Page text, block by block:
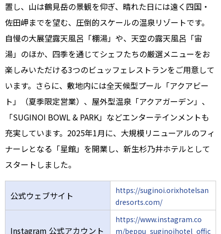
置し、山は鶴見岳の景観を仰ぎ、晴れた日には遠く四国・
佐田岬までを望む、圧倒的スケールの温泉リゾートです。
自慢の大展望露天風呂「棚湯」や、天空の露天風呂「宙
湯」のほか、四季を通じてシェフたちの厳選メニューをお
楽しみいただける3つのビュッフェレストランをご用意して
います。さらに、敷地内には全天候型プール「アクアビー
ト」（夏季限定営業）、屋外型温泉「アクアガーデン」、
「SUGINOI BOWL & PARK」などエンターテインメントも
充実しています。2025年1月に、大規模リニューアルのフィ
ナーレとなる「星館」を開業し、新生杉乃井ホテルとして
スタートしました。
公式ウェブサイト
https://suginoi.orixhotelsan
dresorts.com/
Instagram 公式アカウント
https://www.instagram.co
m/beppu_suginoihotel_offic